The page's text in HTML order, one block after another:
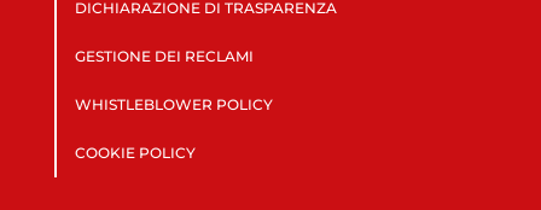
DICHIARAZIONE DI TRASPARENZA
GESTIONE DEI RECLAMI
WHISTLEBLOWER POLICY
COOKIE POLICY